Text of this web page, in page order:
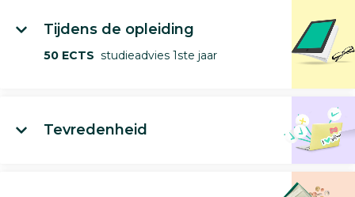
Tijdens de opleiding
50 ECTS studieadvies 1ste jaar
Tevredenheid